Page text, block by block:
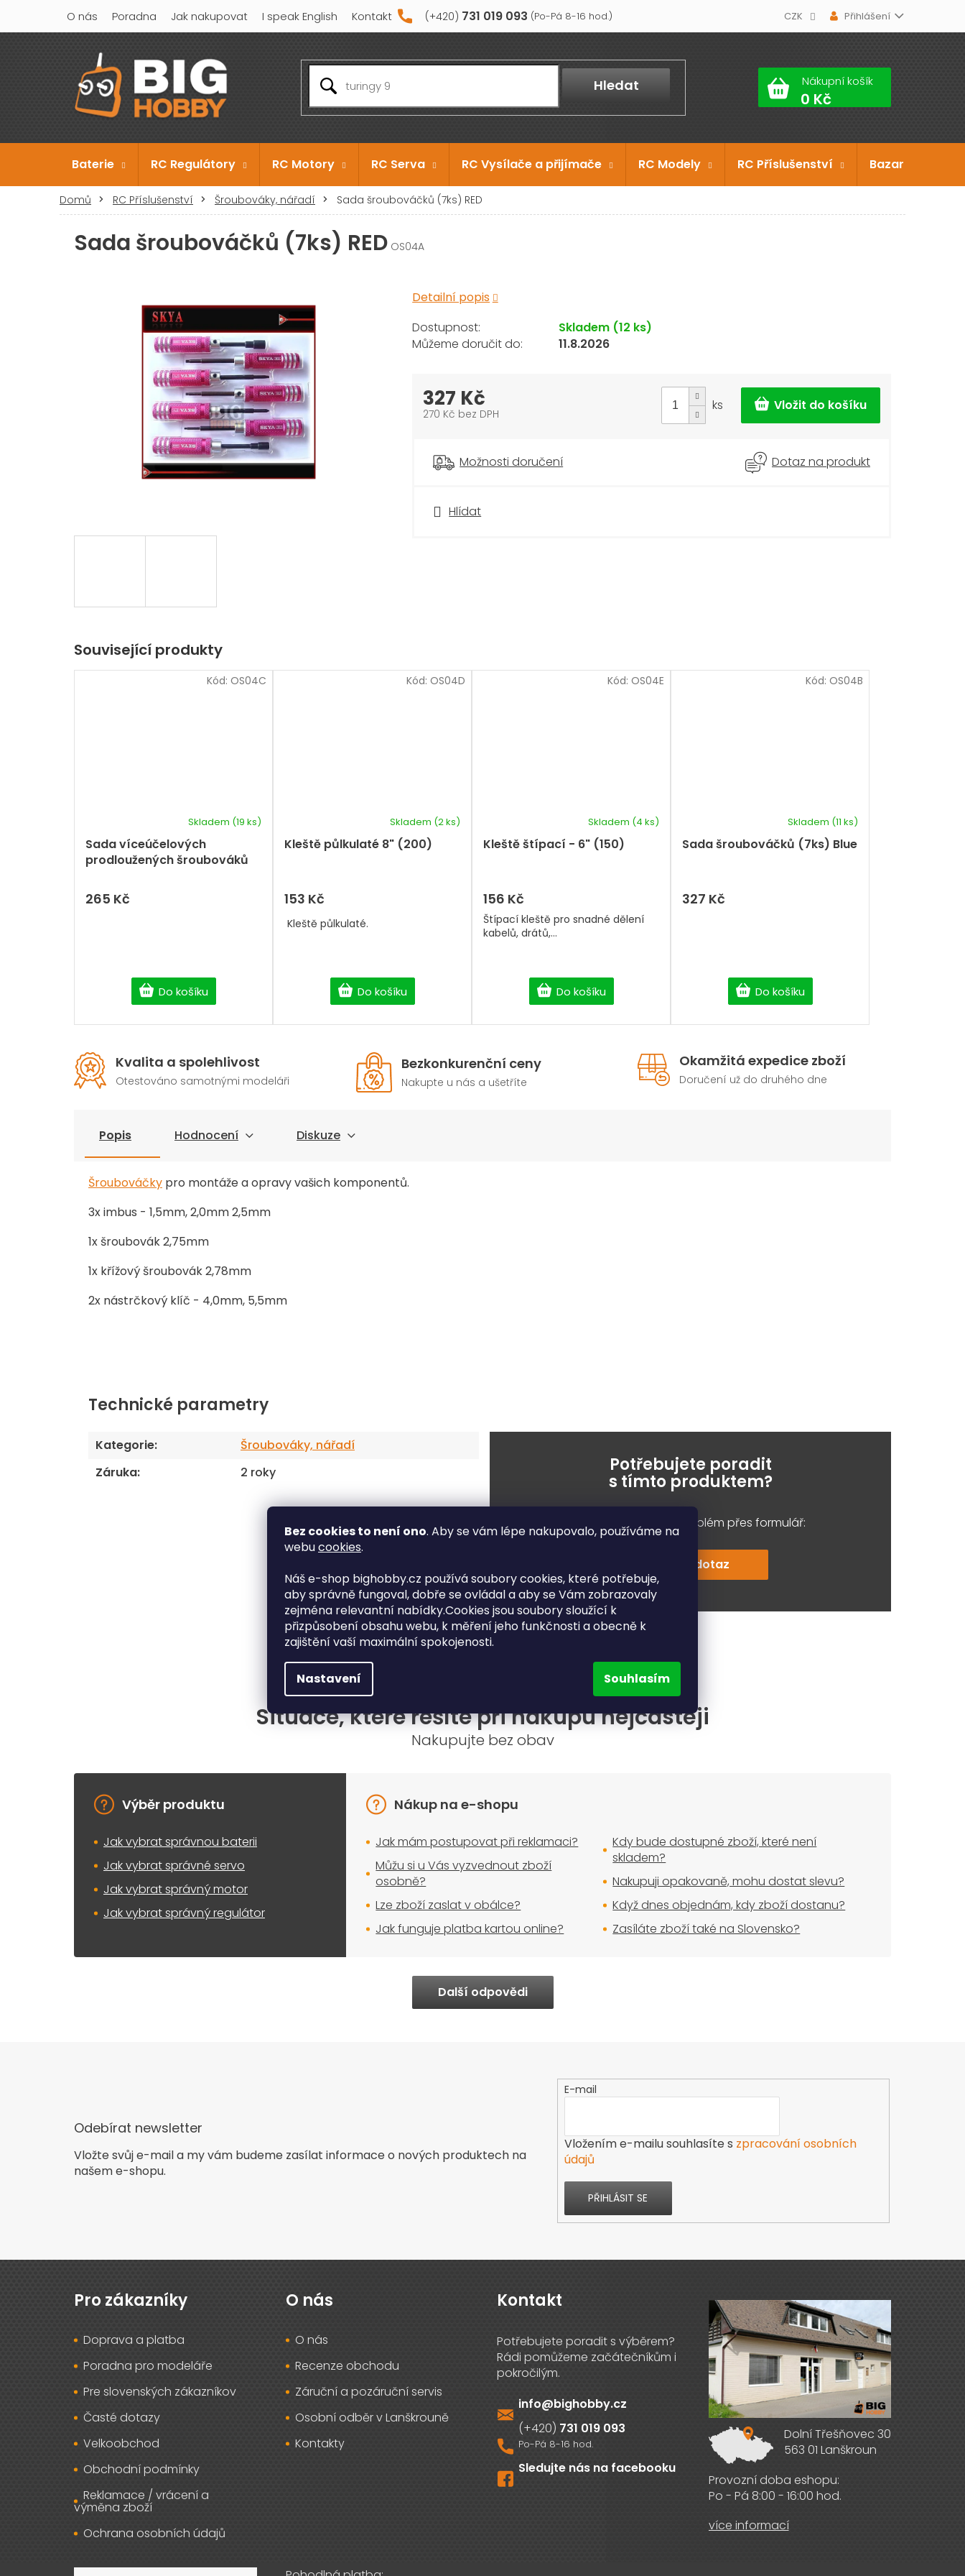
Bez cookies to není ono. Aby se vám lépe nakupovalo, používáme na
webucookies.
Náš e-shop bighobby.cz používá soubory cookies, které potřebuje,
aby správně fungoval, dobře se ovládal a aby se Vám zobrazovaly
zejména relevantní nabídky.Cookies jsou soubory sloužící k
přizpůsobení obsahu webu, k měření jeho funkčnosti a obecně k
zajištění vaší maximální spokojenosti.
Nastavení Souhlasím
obsah
731 019 093
O nás Poradna Jak nakupovat I speak English Kontakt CZK Přihlášení
Hledat Nákupní košík
Baterie RC Regulátory RC Motory RC Serva RC Vysílače a přijímače RC Modely RC Příslušenství Bazar
Domů RC Příslušenství Šroubováky, nářadí Sada šroubováčků (7ks) RED
Sada šroubováčků (7ks) RED OS04A
Detailní popis
Hlídat
Skladem (12 ks)
11.8.2026
327 Kč
270 Kč bez DPH
ks
Možnosti doručení Dotaz na produkt
Související produkty
Sada víceúčelových
prodloužených šroubováků
hodnocení
produktu
je
z
Skladem (19 ks)
265 Kč
Do košíku
Kód: OS04C
Kleště půlkulaté 8" (200)
Skladem (2 ks)
153 Kč
Do košíku
Kleště půlkulaté.
Kód: OS04D
Kleště štípací - 6" (150)
Skladem (4 ks)
156 Kč
Do košíku
Štípací kleště pro snadné dělení
kabelů, drátů,...
Kód: OS04E
Sada šroubováčků (7ks) Blue
Skladem (11 ks)
327 Kč
Do košíku
Kód: OS04B
Kvalita a spolehlivost
Otestováno samotnými modeláři
Bezkonkurenční ceny
Nakupte u nás a ušetříte
Okamžitá expedice zboží
Doručení už do druhého dne
Popis Hodnocení Diskuze
Šroubováčky pro montáže a opravy vašich komponentů.
3x imbus - 1,5mm, 2,0mm 2,5mm
1x šroubovák 2,75mm
1x křížový šroubovák 2,78mm
2x nástrčkový klíč - 4,0mm, 5,5mm
Technické parametry
Kategorie:
Šroubováky, nářadí
Záruka: 2 roky Potřebujete poradit
s tímto produktem?
nebo napište váš problém přes formulář:
Položit dotaz
Situace, které řešíte při nákupu nejčastěji
Nakupujte bez obav
Výběr produktu
Jak vybrat správnou baterii
Jak vybrat správné servo
Jak vybrat správný motor
Jak vybrat správný regulátor
Nákup na e-shopu
Jak mám postupovat při reklamaci?
Můžu si u Vás vyzvednout zboží
osobně?
Lze zboží zaslat v obálce?
Jak funguje platba kartou online?
Kdy bude dostupné zboží, které není
skladem?
Nakupuji opakovaně, mohu dostat slevu?
Když dnes objednám, kdy zboží dostanu?
Zasíláte zboží také na Slovensko?
Další odpovědi
Odebírat newsletter
Vložte svůj e-mail a my vám budeme zasílat informace o nových produktech na
našem e-shopu.
E-mail
Vložením e-mailu souhlasíte s zpracování osobních
údajů
PŘIHLÁSIT SE
Pro zákazníky
Doprava a platba
Poradna pro modeláře
Pre slovenských zákazníkov
Časté dotazy
Velkoobchod
Obchodní podmínky
Reklamace / vrácení a
výměna zboží
Ochrana osobních údajů
O nás
O nás
Recenze obchodu
Záruční a pozáruční servis
Osobní odběr v Lanškrouně
Kontakty
Kontakt
info@bighobby.cz
731 019 093
Sledujte nás na facebooku
Dolní Třešňovec 30
563 01 Lanškroun
Provozní doba eshopu:
Po - Pá 8:00 - 16:00 hod.
více informací